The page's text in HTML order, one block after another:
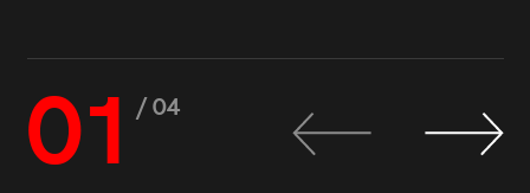
01 / 04